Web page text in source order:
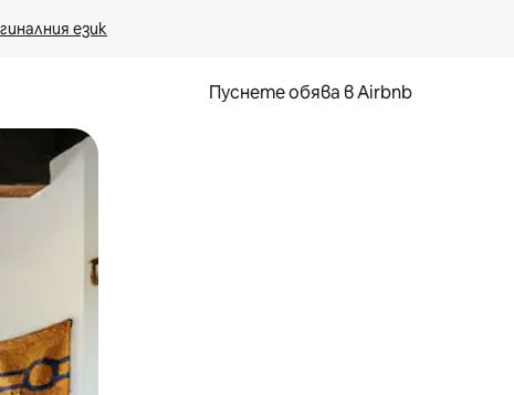
език
Пуснете обява в Airbnb